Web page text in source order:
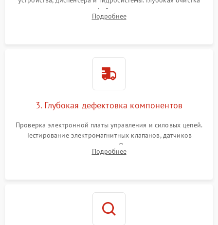
внутренних узлов от кофейных масел, жмыха и накипи.
Промывка дренажных каналов и фильтров с использованием
Подробнее
3. Глубокая дефектовка компонентов
Проверка электронной платы управления и силовых цепей.
Тестирование электромагнитных клапанов, датчиков
температуры и расходомера. Оценка степени износа
жерновов кофемолки, уплотнительных колец гидросистемы
Подробнее